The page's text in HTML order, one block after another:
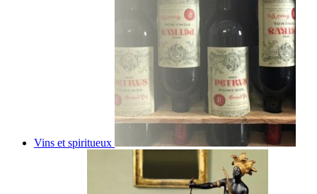
Vins et spiritueux